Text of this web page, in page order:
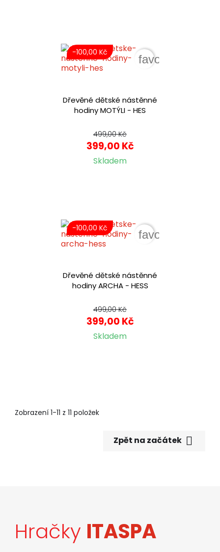
Dřevěné dětské nástěnné
hodiny MOTÝLI - HES
499,00 Kč
399,00 Kč
Skladem
-100,00 Kč
favorite_border
Dřevěné dětské nástěnné
hodiny ARCHA - HESS
499,00 Kč
399,00 Kč
Skladem
-100,00 Kč
favorite_border
Zobrazení 1-11 z 11 položek
Zpět na začátek 
Hračky ITASPA